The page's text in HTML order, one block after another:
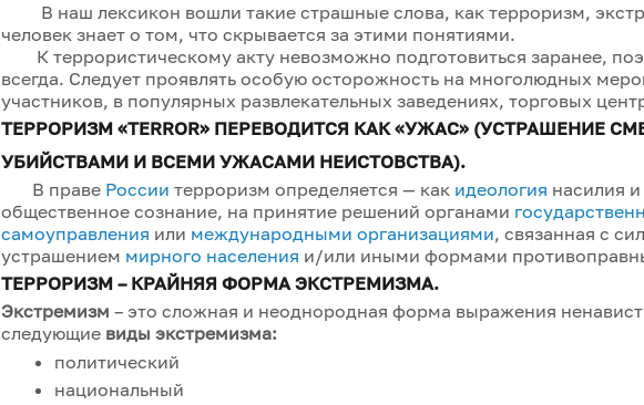
В наш лексикон вошли такие страшные слова, как терроризм,
человек знает о том, что скрывается за этими понятиями.
К террористическому акту невозможно подготовиться заранее,
всегда. Следует проявлять особую осторожность на многолюдных
участников, в популярных развлекательных заведениях, торговых
ТЕРРОРИЗМ «TERROR» ПЕРЕВОДИТСЯ КАК «УЖАС» (УСТРАШЕНИЕ
УБИЙСТВАМИ И ВСЕМИ УЖАСАМИ НЕИСТОВСТВА).
В праве России терроризм определяется — как идеология насилия
общественное сознание, на принятие решений органами
самоуправления или международными организациями, связанная с
устрашением мирного населения и/или иными формами
ТЕРРОРИЗМ – КРАЙНЯЯ ФОРМА ЭКСТРЕМИЗМА.
Экстремизм – это сложная и неоднородная форма выражения
следующие виды экстремизма:
политический
национальный